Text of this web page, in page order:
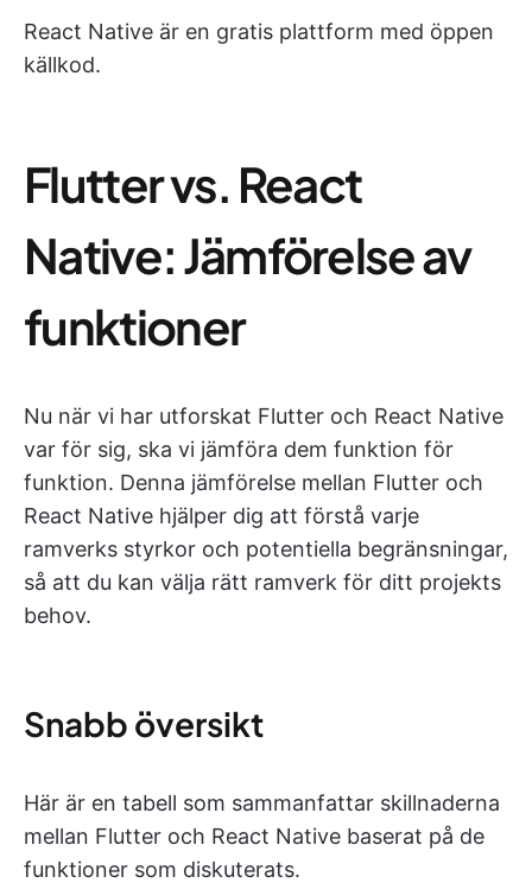
React Native är en gratis plattform med öppen
källkod.
Flutter vs. React
Native: Jämförelse av
funktioner
Nu när vi har utforskat Flutter och React Native
var för sig, ska vi jämföra dem funktion för
funktion. Denna jämförelse mellan Flutter och
React Native hjälper dig att förstå varje
ramverks styrkor och potentiella begränsningar,
så att du kan välja rätt ramverk för ditt projekts
behov.
Snabb översikt
Här är en tabell som sammanfattar skillnaderna
mellan Flutter och React Native baserat på de
funktioner som diskuterats.